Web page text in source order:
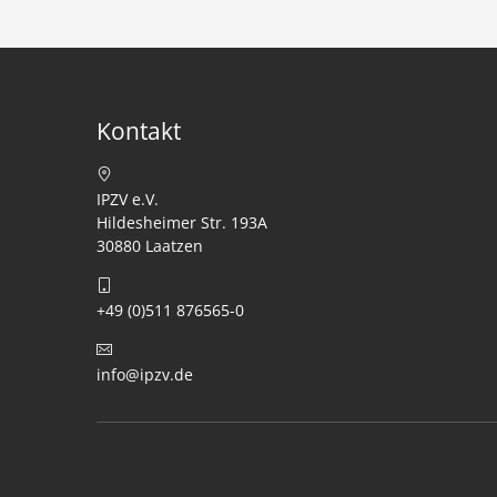
Kontakt
IPZV e.V.
Hildesheimer Str. 193A
30880 Laatzen
+49 (0)511 876565-0
info@ipzv.de